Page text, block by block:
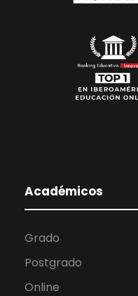
Académicos
Grado
Postgrado
Online